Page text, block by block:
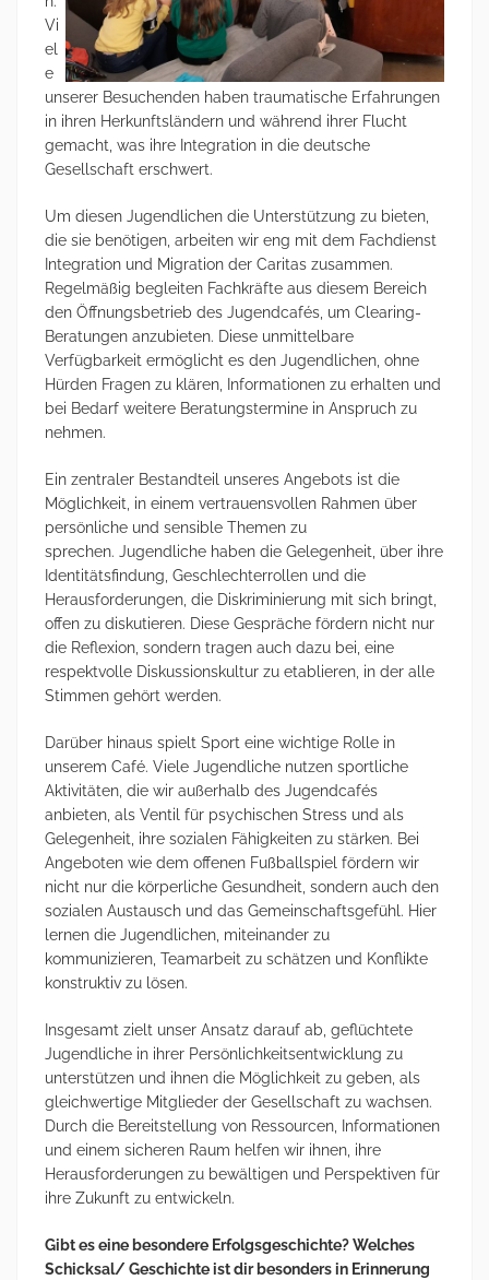
Vi
el
e
unserer Besuchenden haben traumatische Erfahrungen
in ihren Herkunftsländern und während ihrer Flucht
gemacht, was ihre Integration in die deutsche
Gesellschaft erschwert.
Um diesen Jugendlichen die Unterstützung zu bieten,
die sie benötigen, arbeiten wir eng mit dem Fachdienst
Integration und Migration der Caritas zusammen.
Regelmäßig begleiten Fachkräfte aus diesem Bereich
den Öffnungsbetrieb des Jugendcafés, um Clearing-
Beratungen anzubieten. Diese unmittelbare
Verfügbarkeit ermöglicht es den Jugendlichen, ohne
Hürden Fragen zu klären, Informationen zu erhalten und
bei Bedarf weitere Beratungstermine in Anspruch zu
nehmen.
Ein zentraler Bestandteil unseres Angebots ist die
Möglichkeit, in einem vertrauensvollen Rahmen über
persönliche und sensible Themen zu
sprechen. Jugendliche haben die Gelegenheit, über ihre
Identitätsfindung, Geschlechterrollen und die
Herausforderungen, die Diskriminierung mit sich bringt,
offen zu diskutieren. Diese Gespräche fördern nicht nur
die Reflexion, sondern tragen auch dazu bei, eine
respektvolle Diskussionskultur zu etablieren, in der alle
Stimmen gehört werden.
Darüber hinaus spielt Sport eine wichtige Rolle in
unserem Café. Viele Jugendliche nutzen sportliche
Aktivitäten, die wir außerhalb des Jugendcafés
anbieten, als Ventil für psychischen Stress und als
Gelegenheit, ihre sozialen Fähigkeiten zu stärken. Bei
Angeboten wie dem offenen Fußballspiel fördern wir
nicht nur die körperliche Gesundheit, sondern auch den
sozialen Austausch und das Gemeinschaftsgefühl. Hier
lernen die Jugendlichen, miteinander zu
kommunizieren, Teamarbeit zu schätzen und Konflikte
konstruktiv zu lösen.
Insgesamt zielt unser Ansatz darauf ab, geflüchtete
Jugendliche in ihrer Persönlichkeitsentwicklung zu
unterstützen und ihnen die Möglichkeit zu geben, als
gleichwertige Mitglieder der Gesellschaft zu wachsen.
Durch die Bereitstellung von Ressourcen, Informationen
und einem sicheren Raum helfen wir ihnen, ihre
Herausforderungen zu bewältigen und Perspektiven für
ihre Zukunft zu entwickeln.
Gibt es eine besondere Erfolgsgeschichte? Welches
Schicksal/ Geschichte ist dir besonders in Erinnerung